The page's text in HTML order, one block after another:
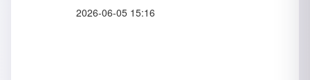
2026-06-05 15:16